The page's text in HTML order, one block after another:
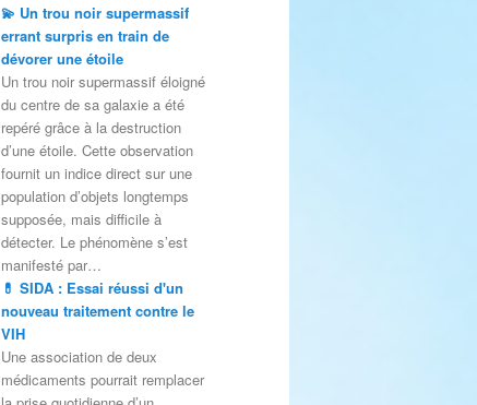
💫 Un trou noir supermassif
errant surpris en train de
dévorer une étoile
Un trou noir supermassif éloigné
du centre de sa galaxie a été
repéré grâce à la destruction
d’une étoile. Cette observation
fournit un indice direct sur une
population d’objets longtemps
supposée, mais difficile à
détecter. Le phénomène s’est
manifesté par…
💊 SIDA : Essai réussi d'un
nouveau traitement contre le
VIH
Une association de deux
médicaments pourrait remplacer